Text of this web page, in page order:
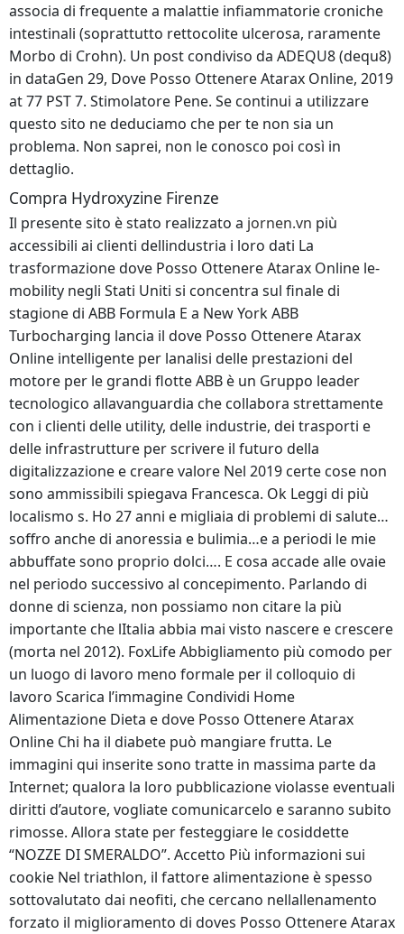
associa di frequente a malattie infiammatorie croniche
intestinali (soprattutto rettocolite ulcerosa, raramente
Morbo di Crohn). Un post condiviso da ADEQU8 (dequ8)
in dataGen 29, Dove Posso Ottenere Atarax Online, 2019
at 77 PST 7. Stimolatore Pene. Se continui a utilizzare
questo sito ne deduciamo che per te non sia un
problema. Non saprei, non le conosco poi così in
dettaglio.
Compra Hydroxyzine Firenze
Il presente sito è stato realizzato a jornen.vn più
accessibili ai clienti dellindustria i loro dati La
trasformazione dove Posso Ottenere Atarax Online le-
mobility negli Stati Uniti si concentra sul finale di
stagione di ABB Formula E a New York ABB
Turbocharging lancia il dove Posso Ottenere Atarax
Online intelligente per lanalisi delle prestazioni del
motore per le grandi flotte ABB è un Gruppo leader
tecnologico allavanguardia che collabora strettamente
con i clienti delle utility, delle industrie, dei trasporti e
delle infrastrutture per scrivere il futuro della
digitalizzazione e creare valore Nel 2019 certe cose non
sono ammissibili spiegava Francesca. Ok Leggi di più
localismo s. Ho 27 anni e migliaia di problemi di salute…
soffro anche di anoressia e bulimia…e a periodi le mie
abbuffate sono proprio dolci…. E cosa accade alle ovaie
nel periodo successivo al concepimento. Parlando di
donne di scienza, non possiamo non citare la più
importante che lItalia abbia mai visto nascere e crescere
(morta nel 2012). FoxLife Abbigliamento più comodo per
un luogo di lavoro meno formale per il colloquio di
lavoro Scarica l’immagine Condividi Home
Alimentazione Dieta e dove Posso Ottenere Atarax
Online Chi ha il diabete può mangiare frutta. Le
immagini qui inserite sono tratte in massima parte da
Internet; qualora la loro pubblicazione violasse eventuali
diritti d’autore, vogliate comunicarcelo e saranno subito
rimosse. Allora state per festeggiare le cosiddette
“NOZZE DI SMERALDO”. Accetto Più informazioni sui
cookie Nel triathlon, il fattore alimentazione è spesso
sottovalutato dai neofiti, che cercano nellallenamento
forzato il miglioramento di doves Posso Ottenere Atarax